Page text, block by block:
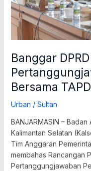
Banggar
Bersama TAPD
Urban / Sultan
BANJARMASIN –
Kalimantan Selatan
Tim Anggaran
membahas Rancangan
Pertanggungjawaban